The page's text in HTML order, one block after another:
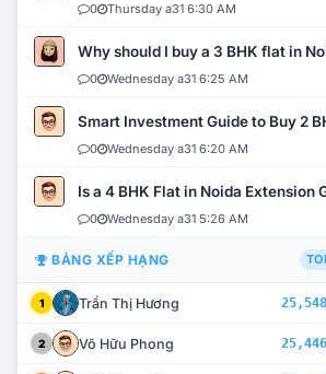
0 Thursday a31 6:30 AM
Why should I buy a 3 BHK flat in
0 Wednesday a31 6:25 AM
Smart Investment Guide to Buy 2
0 Wednesday a31 6:20 AM
Is a 4 BHK Flat in Noida Extension
0 Wednesday a31 5:26 AM
BẢNG XẾP HẠNG
1 Trần Thị Hương 25,548
2 Võ Hữu Phong 25,446